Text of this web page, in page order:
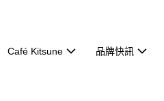
Café Kitsune 品牌快訊